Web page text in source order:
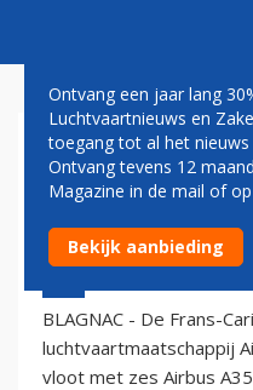
AIR
MET ZES
20 december 2013 - 17:07
BLAGNAC - De Frans-
luchtvaartmaatschappij
vloot met zes Airbus
Ontvang een jaar lang
Luchtvaartnieuws en
toegang tot al het
Ontvang tevens 12
Magazine in de mail of
Bekijk aanbieding